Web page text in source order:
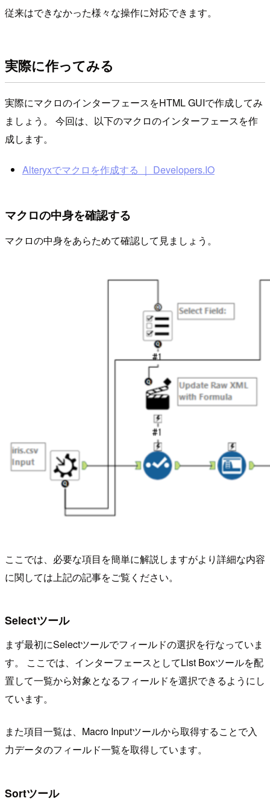
従来はできなかった様々な操作に対応できます。
実際に作ってみる
実際にマクロのインターフェースをHTML GUIで作成してみ
ましょう。 今回は、以下のマクロのインターフェースを作
成します。
Alteryxでマクロを作成する ｜ Developers.IO
マクロの中身を確認する
マクロの中身をあらためて確認して見ましょう。
ここでは、必要な項目を簡単に解説しますがより詳細な内容
に関しては上記の記事をご覧ください。
Selectツール
まず最初にSelectツールでフィールドの選択を行なっていま
す。 ここでは、インターフェースとしてList Boxツールを配
置して一覧から対象となるフィールドを選択できるようにし
ています。
また項目一覧は、Macro Inputツールから取得することで入
力データのフィールド一覧を取得しています。
Sortツール